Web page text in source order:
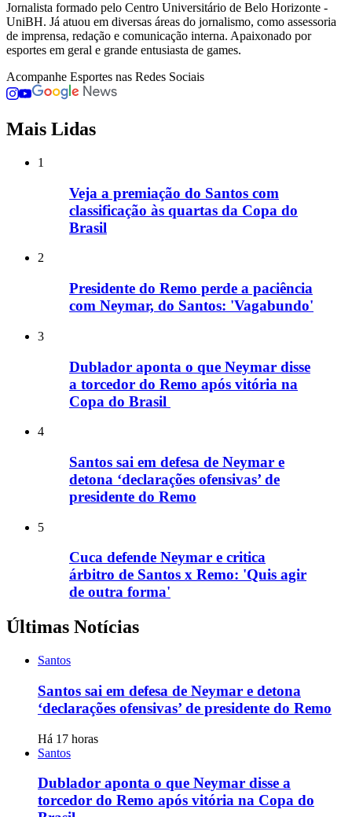
Jornalista formado pelo Centro Universitário de Belo Horizonte -
UniBH. Já atuou em diversas áreas do jornalismo, como assessoria
de imprensa, redação e comunicação interna. Apaixonado por
esportes em geral e grande entusiasta de games.
Acompanhe Esportes nas Redes Sociais
Mais Lidas
1
Veja a premiação do Santos com
classificação às quartas da Copa do
Brasil
2
Presidente do Remo perde a paciência
com Neymar, do Santos: 'Vagabundo'
3
Dublador aponta o que Neymar disse
a torcedor do Remo após vitória na
Copa do Brasil
4
Santos sai em defesa de Neymar e
detona ‘declarações ofensivas’ de
presidente do Remo
5
Cuca defende Neymar e critica
árbitro de Santos x Remo: 'Quis agir
de outra forma'
Últimas Notícias
Santos
Santos sai em defesa de Neymar e detona
‘declarações ofensivas’ de presidente do Remo
Há 17 horas
Santos
Dublador aponta o que Neymar disse a
torcedor do Remo após vitória na Copa do